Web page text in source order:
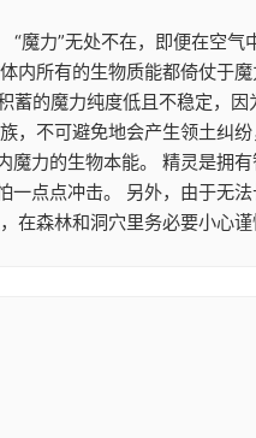
魔力”无处不在，即便在空
内所有的生物质能都倚仗于
蓄的魔力纯度低且不稳定，
，不可避免地会产生领土纠
力的生物本能。 精灵是拥
点点冲击。 另外，由于无
在森林和洞穴里务必要小心谨